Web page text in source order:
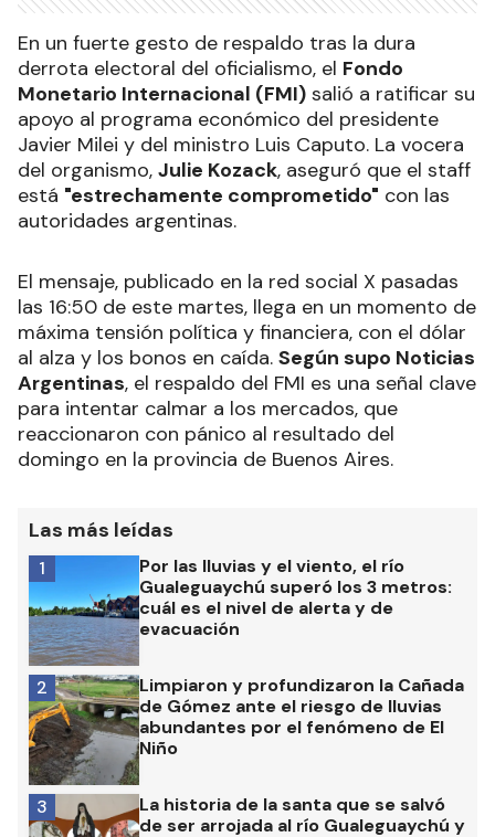
En un fuerte gesto de respaldo tras la dura
derrota electoral del oficialismo, el Fondo
Monetario Internacional (FMI) salió a ratificar su
apoyo al programa económico del presidente
Javier Milei y del ministro Luis Caputo. La vocera
del organismo, Julie Kozack, aseguró que el staff
está "estrechamente comprometido" con las
autoridades argentinas.
El mensaje, publicado en la red social X pasadas
las 16:50 de este martes, llega en un momento de
máxima tensión política y financiera, con el dólar
al alza y los bonos en caída. Según supo Noticias
Argentinas, el respaldo del FMI es una señal clave
para intentar calmar a los mercados, que
reaccionaron con pánico al resultado del
domingo en la provincia de Buenos Aires.
Las más leídas
Por las lluvias y el viento, el río
Gualeguaychú superó los 3 metros:
cuál es el nivel de alerta y de
evacuación
1
Limpiaron y profundizaron la Cañada
de Gómez ante el riesgo de lluvias
abundantes por el fenómeno de El
Niño
2
La historia de la santa que se salvó
de ser arrojada al río Gualeguaychú y
3